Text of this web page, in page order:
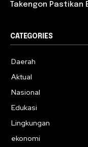
Takengon Pastikan
CATEGORIES
Daerah
Aktual
Nasional
Edukasi
Lingkungan
ekonomi